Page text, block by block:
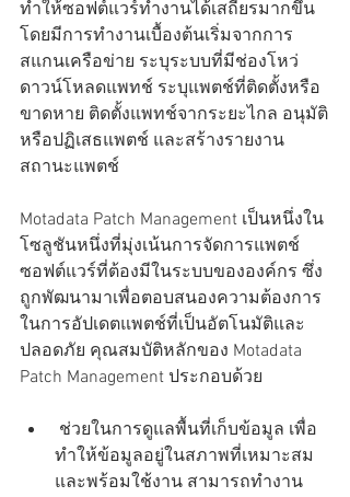
ทำให้ซอฟต์แวร์ทำงานได้เสถียรมากขึ้น
โดยมีการทำงานเบื้องต้นเริ่มจากการ
สแกนเครือข่าย ระบุระบบที่มีช่องโหว่
ดาวน์โหลดแพทช์ ระบุแพตช์ที่ติดตั้งหรือ
ขาดหาย ติดตั้งแพทช์จากระยะไกล อนุมัติ
หรือปฏิเสธแพตช์ และสร้างรายงาน
สถานะแพตช์
Motadata Patch Management เป็นหนึ่งใน
โซลูชันหนึ่งที่มุ่งเน้นการจัดการแพตช์
ซอฟต์แวร์ที่ต้องมีในระบบขององค์กร ซึ่ง
ถูกพัฒนามาเพื่อตอบสนองความต้องการ
ในการอัปเดตแพตช์ที่เป็นอัตโนมัติและ
ปลอดภัย คุณสมบัติหลักของ Motadata
Patch Management ประกอบด้วย
ทำให้ข้อมูลอยู่ในสภาพที่เหมาะสม
และพร้อมใช้งาน สามารถทำงาน